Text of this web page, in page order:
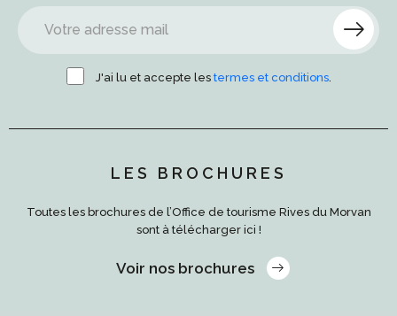
J'ai lu et accepte les termes et conditions.
LES BROCHURES
Toutes les brochures de l’Office de tourisme Rives du Morvan
sont à télécharger ici !
Voir nos brochures